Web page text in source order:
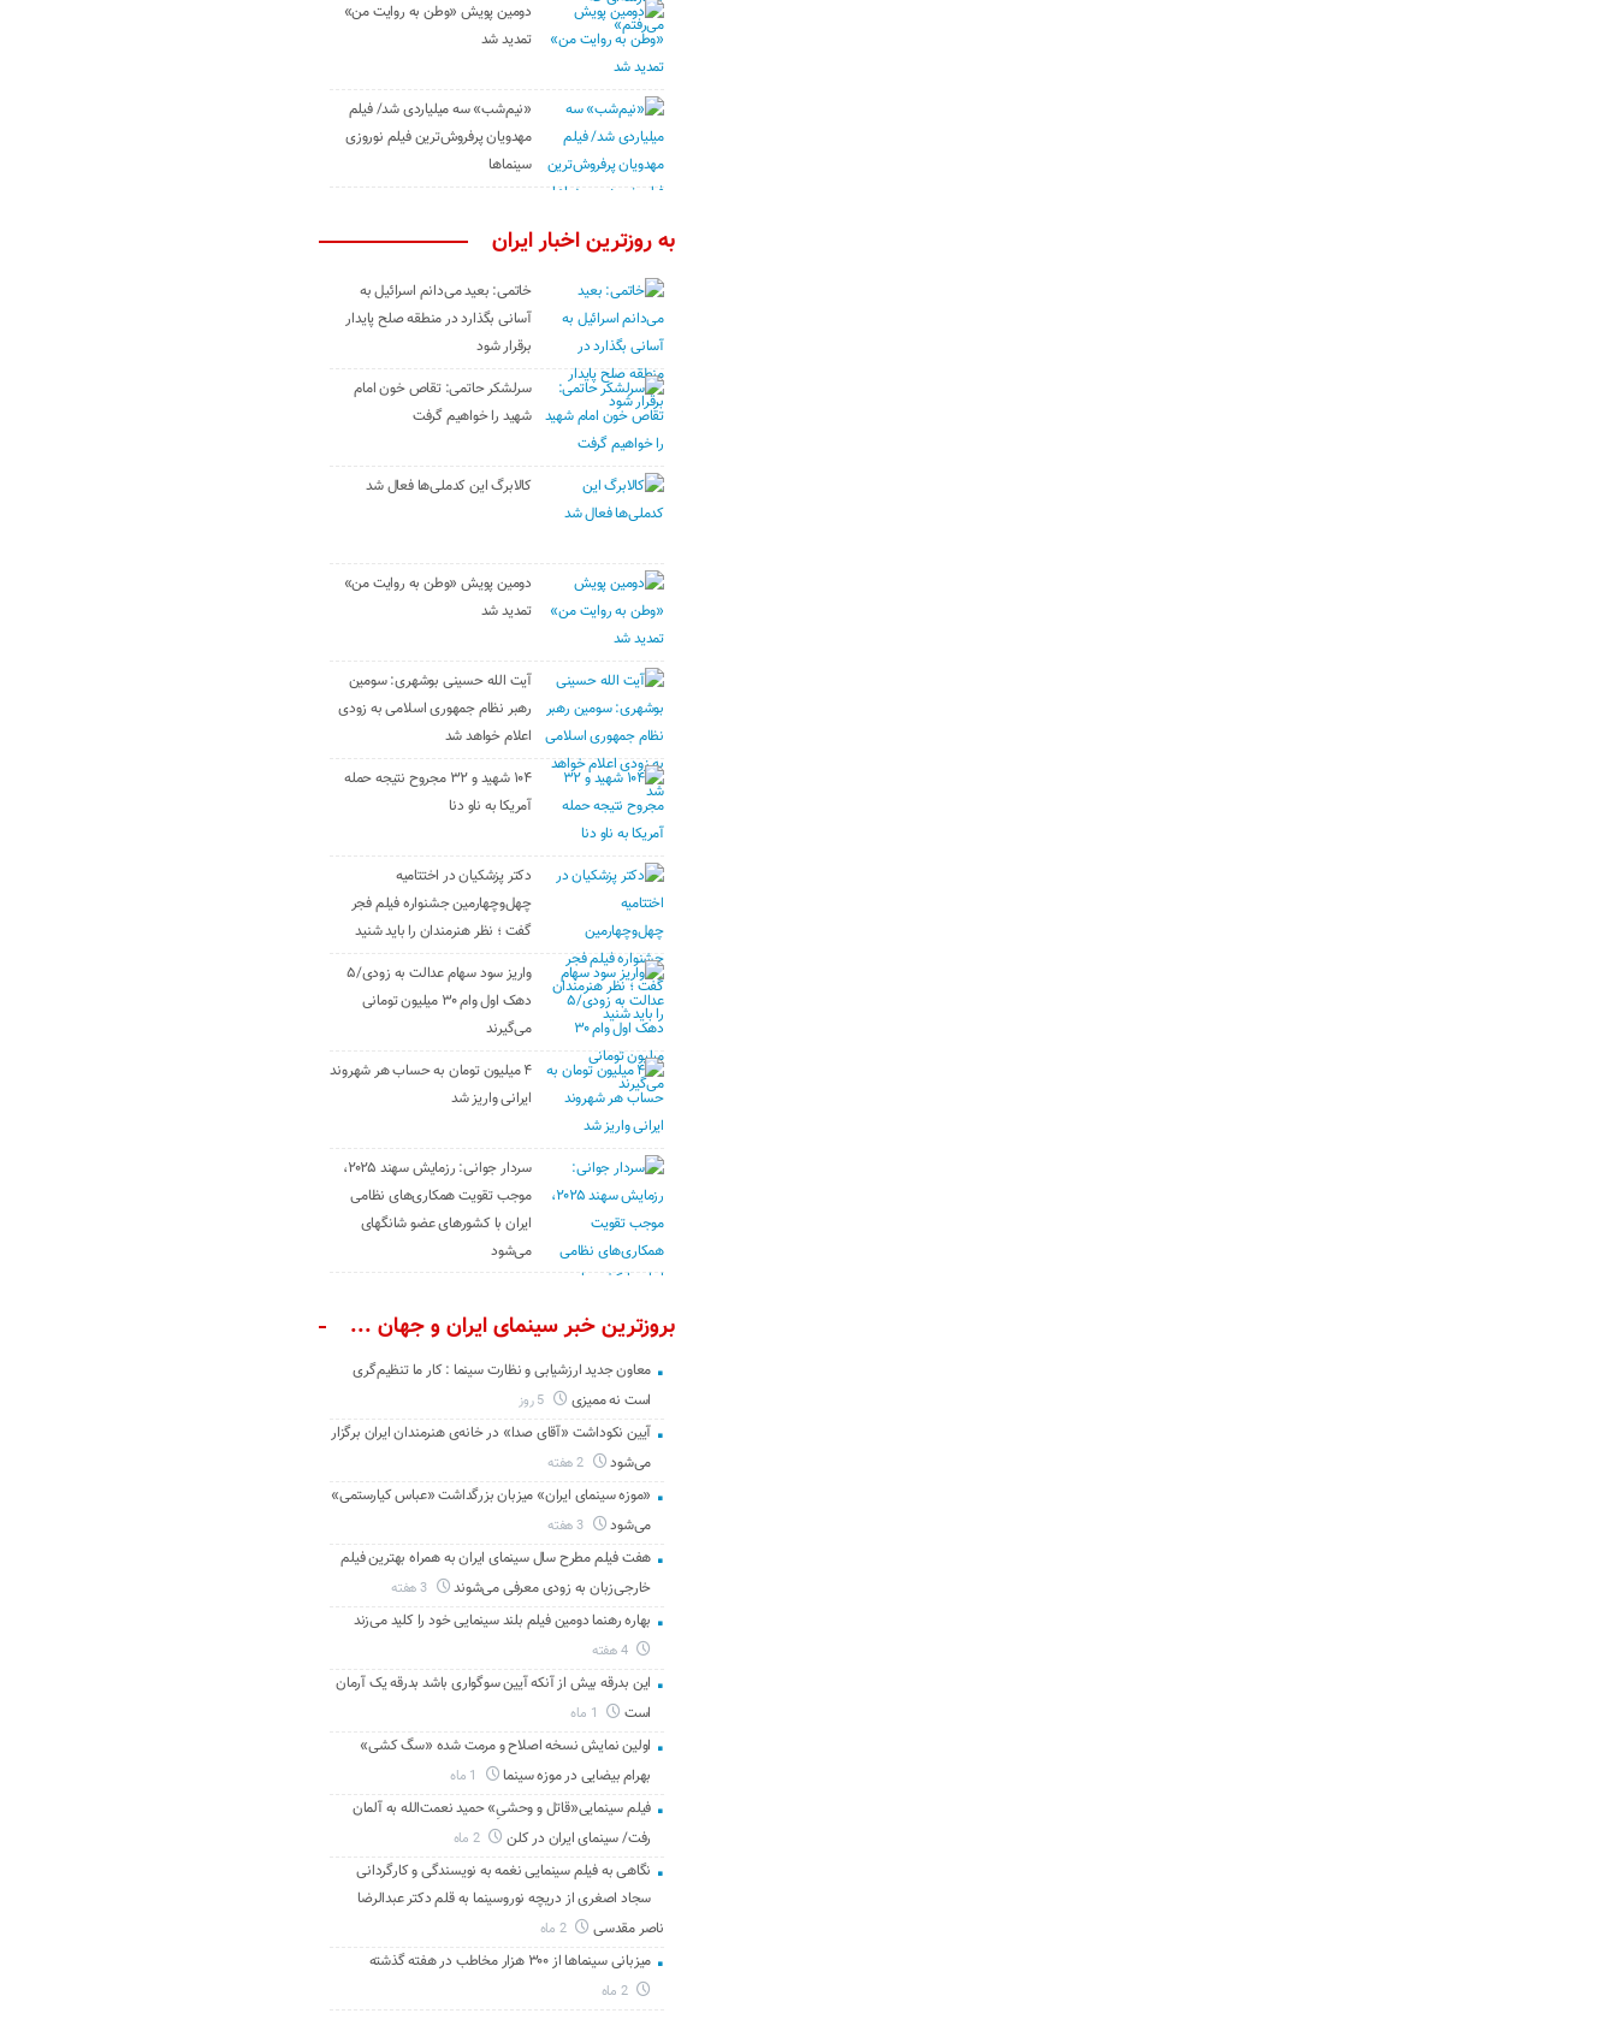
دومین پویش «وطن به روایت من»
تمدید شد
«نیم‌شب» سه میلیاردی شد/ فیلم
مهدویان پرفروش‌ترین فیلم نوروزی
سینماها
به روزترین اخبار ایران
خاتمی: بعید می‌دانم اسرائیل به
آسانی بگذارد در منطقه صلح پایدار
برقرار شود
سرلشکر حاتمی: تقاص خون امام
شهید را خواهیم گرفت
کالابرگ این کدملی‌ها فعال شد
دومین پویش «وطن به روایت من»
تمدید شد
آیت الله حسینی بوشهری: سومین
رهبر نظام جمهوری اسلامی به زودی
اعلام خواهد شد
۱۰۴ شهید و ۳۲ مجروح نتیجه حمله
آمریکا به ناو دنا
دکتر پزشکیان در اختتامیه
چهل‌وچهارمین جشنواره فیلم فجر
گفت ؛ نظر هنرمندان را باید شنید
واریز سود سهام عدالت به زودی/۵
دهک اول وام ۳۰ میلیون تومانی
می‌گیرند
۴ میلیون تومان به حساب هر شهروند
ایرانی واریز شد
سردار جوانی: رزمایش سهند ۲۰۲۵،
موجب تقویت همکاری‌های نظامی
ایران با کشور‌های عضو شانگهای
می‌شود
بروزترین خبر سینمای ایران و جهان ...
معاون جدید ارزشیابی و نظارت سینما : کار ما تنظیم‌گری
است نه ممیزی
آیین نکوداشت «آقای صدا» در خانه‌ی هنرمندان ایران برگزار
می‌شود
2 هفته
«موزه سینمای ایران» میزبان بزرگداشت «عباس کیارستمی»
می‌شود
3 هفته
هفت فیلم مطرح سال سینمای ایران به همراه بهترین فیلم
خارجی‌زبان به زودی معرفی می‌شوند
3 هفته
بهاره رهنما دومین فیلم بلند سینمایی خود را کلید می‌زند
4 هفته
این بدرقه بیش از آنکه آیین سوگواری باشد بدرقه یک آرمان
است
اولین نمایش نسخه اصلاح و مرمت شده «سگ کشی»
بهرام بیضایی در موزه سینما
فیلم سینمایی«قاتل و وحشیِ» حمید نعمت‌الله به آلمان
رفت/ سینمای ایران در کلن
2 ماه
نگاهی به فیلم سینمایی نغمه به نویسندگی و کارگردانی
سجاد اصغری از دریچه نوروسینما به قلم دکتر عبدالرضا
ناصر مقدسی
2 ماه
میزبانی سینماها از ۳۰۰ هزار مخاطب در هفته گذشته
2 ماه